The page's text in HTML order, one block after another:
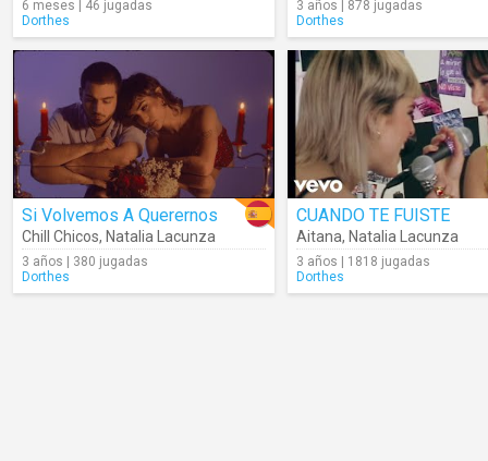
6 meses | 46 jugadas
Dorthes
3 años | 878 jugadas
Dorthes
Si Volvemos A Querernos
Chill Chicos, Natalia Lacunza
3 años | 380 jugadas
Dorthes
CUANDO TE FUISTE
Aitana, Natalia Lacunza
3 años | 1818 jugadas
Dorthes